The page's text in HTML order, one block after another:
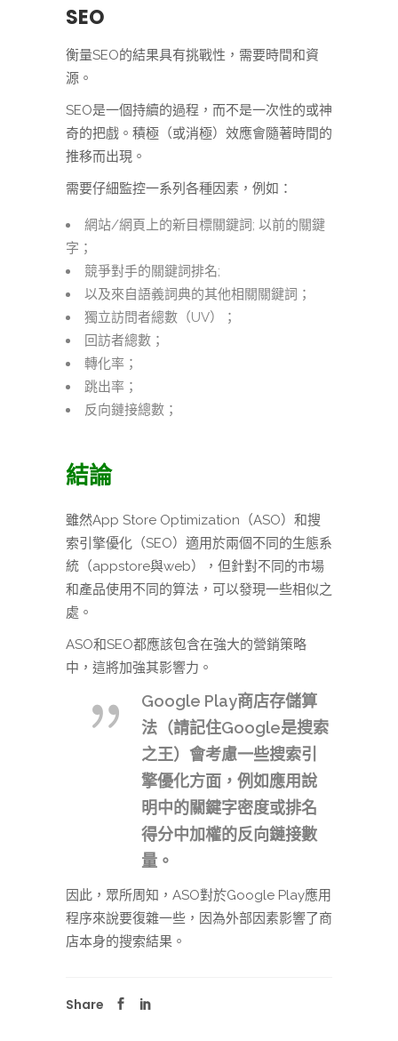
SEO
衡量SEO的結果具有挑戰性，需要時間和資
源。
SEO是一個持續的過程，而不是一次性的或神
奇的把戲。積極（或消極）效應會隨著時間的
推移而出現。
需要仔細監控一系列各種因素，例如：
網站/網頁上的新目標關鍵詞; 以前的關鍵
字；
競爭對手的關鍵詞排名;
以及來自語義詞典的其他相關關鍵詞；
獨立訪問者總數（UV）；
回訪者總數；
轉化率；
跳出率；
反向鏈接總數；
結論
雖然App Store Optimization（ASO）和搜
索引擎優化（SEO）適用於兩個不同的生態系
統（appstore與web），但針對不同的市場
和產品使用不同的算法，可以發現一些相似之
處。
ASO和SEO都應該包含在強大的營銷策略
中，這將加強其影響力。
Google Play商店存儲算
法（請記住Google是搜索
之王）會考慮一些搜索引
擎優化方面，例如應用說
明中的關鍵字密度或排名
得分中加權的反向鏈接數
量。
因此，眾所周知，ASO對於Google Play應用
程序來說要復雜一些，因為外部因素影響了商
店本身的搜索結果。
Share